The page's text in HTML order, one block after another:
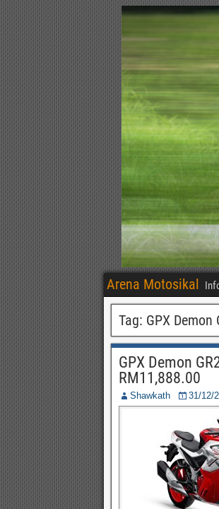
Arena Motosikal
Tag: GPX Demon
GPX Demon
RM11,888.00
Shawkath 31/12/